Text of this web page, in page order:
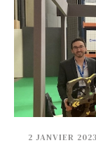
2 JANVIER 2023